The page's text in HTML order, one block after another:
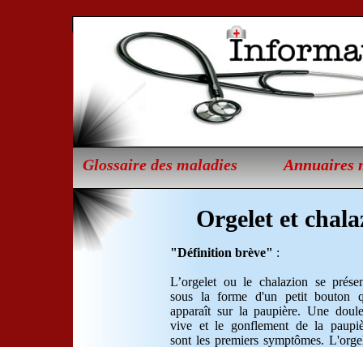
Glossaire des maladies Annuaires
Orgelet et
Définition brève :
L’orgelet ou le chalazion se
sous la forme d'un petit bouton
apparaît sur la paupière. Une
vive et le gonflement de la
sont les premiers symptômes.